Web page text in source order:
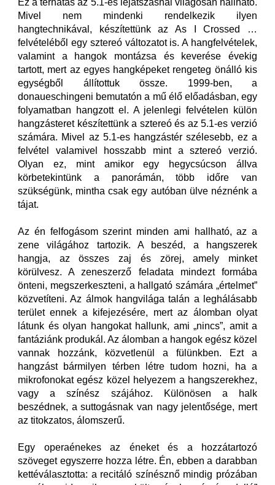
Ez a térhatás az 5.1-es lejátszásnál világosan hallható.
Mivel nem mindenki rendelkezik ilyen
hangtechnikával, készítettünk az As I Crossed …
felvételéből egy sztereó változatot is. A hangfelvételek,
valamint a hangok montázsa és keverése évekig
tartott, mert az egyes hangképeket rengeteg önálló kis
egységből állítottuk össze. 1999-ben, a
donaueschingeni bemutatón a mű élő előadásban, egy
folyamatban hangzott el. A jelenlegi felvételen külön
hangzásteret készítettünk a sztereó és az 5.1-es verzió
számára. Mivel az 5.1-es hangzástér szélesebb, ez a
felvétel valamivel hosszabb mint a sztereó verzió.
Olyan ez, mint amikor egy hegycsúcson állva
körbetekintünk a panorámán, több időre van
szükségünk, mintha csak egy autóban ülve néznénk a
tájat.
Az én felfogásom szerint minden ami hallható, az a
zene világához tartozik. A beszéd, a hangszerek
hangja, az összes zaj és zörej, amely minket
körülvesz. A zeneszerző feladata mindezt formába
önteni, megszerkeszteni, a hallgató számára „értelmet”
közvetíteni. Az álmok hangvilága talán a leghálásabb
terület ennek a kifejezésére, mert az álomban olyat
látunk és olyan hangokat hallunk, ami „nincs”, amit a
fantáziánk produkál. Az álomban a hangok egész közel
vannak hozzánk, közvetlenül a fülünkben. Ezt a
hangzást bármilyen térben létre tudom hozni, ha a
mikrofonokat egész közel helyezem a hangszerekhez,
vagy a színész szájához. Különösen a halk
beszédnek, a suttogásnak van nagy jelentősége, mert
az titokzatos, álomszerű.
Egy operaénekes az éneket és a hozzátartozó
szöveget egyszerre hozza létre. Én, ebben a darabban
kettéválasztotta: a recitáló színésznő mindig prózában